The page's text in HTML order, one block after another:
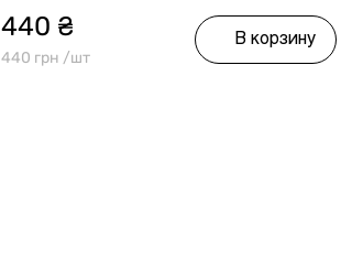
440 ₴
440 грн /шт
В корзину